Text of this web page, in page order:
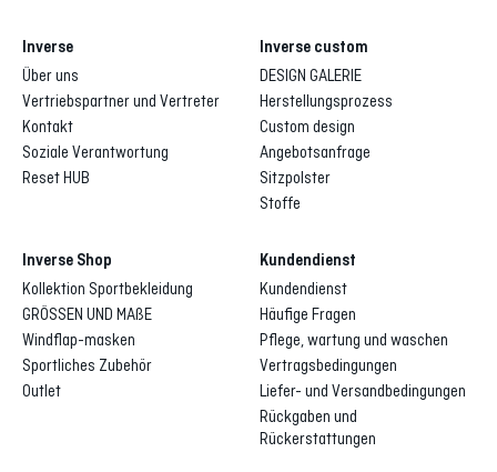
Inverse
Über uns
Vertriebspartner und Vertreter
Kontakt
Soziale Verantwortung
Reset HUB
Inverse custom
DESIGN GALERIE
Herstellungsprozess
Custom design
Angebotsanfrage
Sitzpolster
Stoffe
Inverse Shop
Kollektion Sportbekleidung
GRÖSSEN UND MAßE
Windflap-masken
Sportliches Zubehör
Outlet
Kundendienst
Kundendienst
Häufige Fragen
Pflege, wartung und waschen
Vertragsbedingungen
Liefer- und Versandbedingungen
Rückgaben und
Rückerstattungen